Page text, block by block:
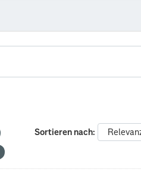
Sortieren nach